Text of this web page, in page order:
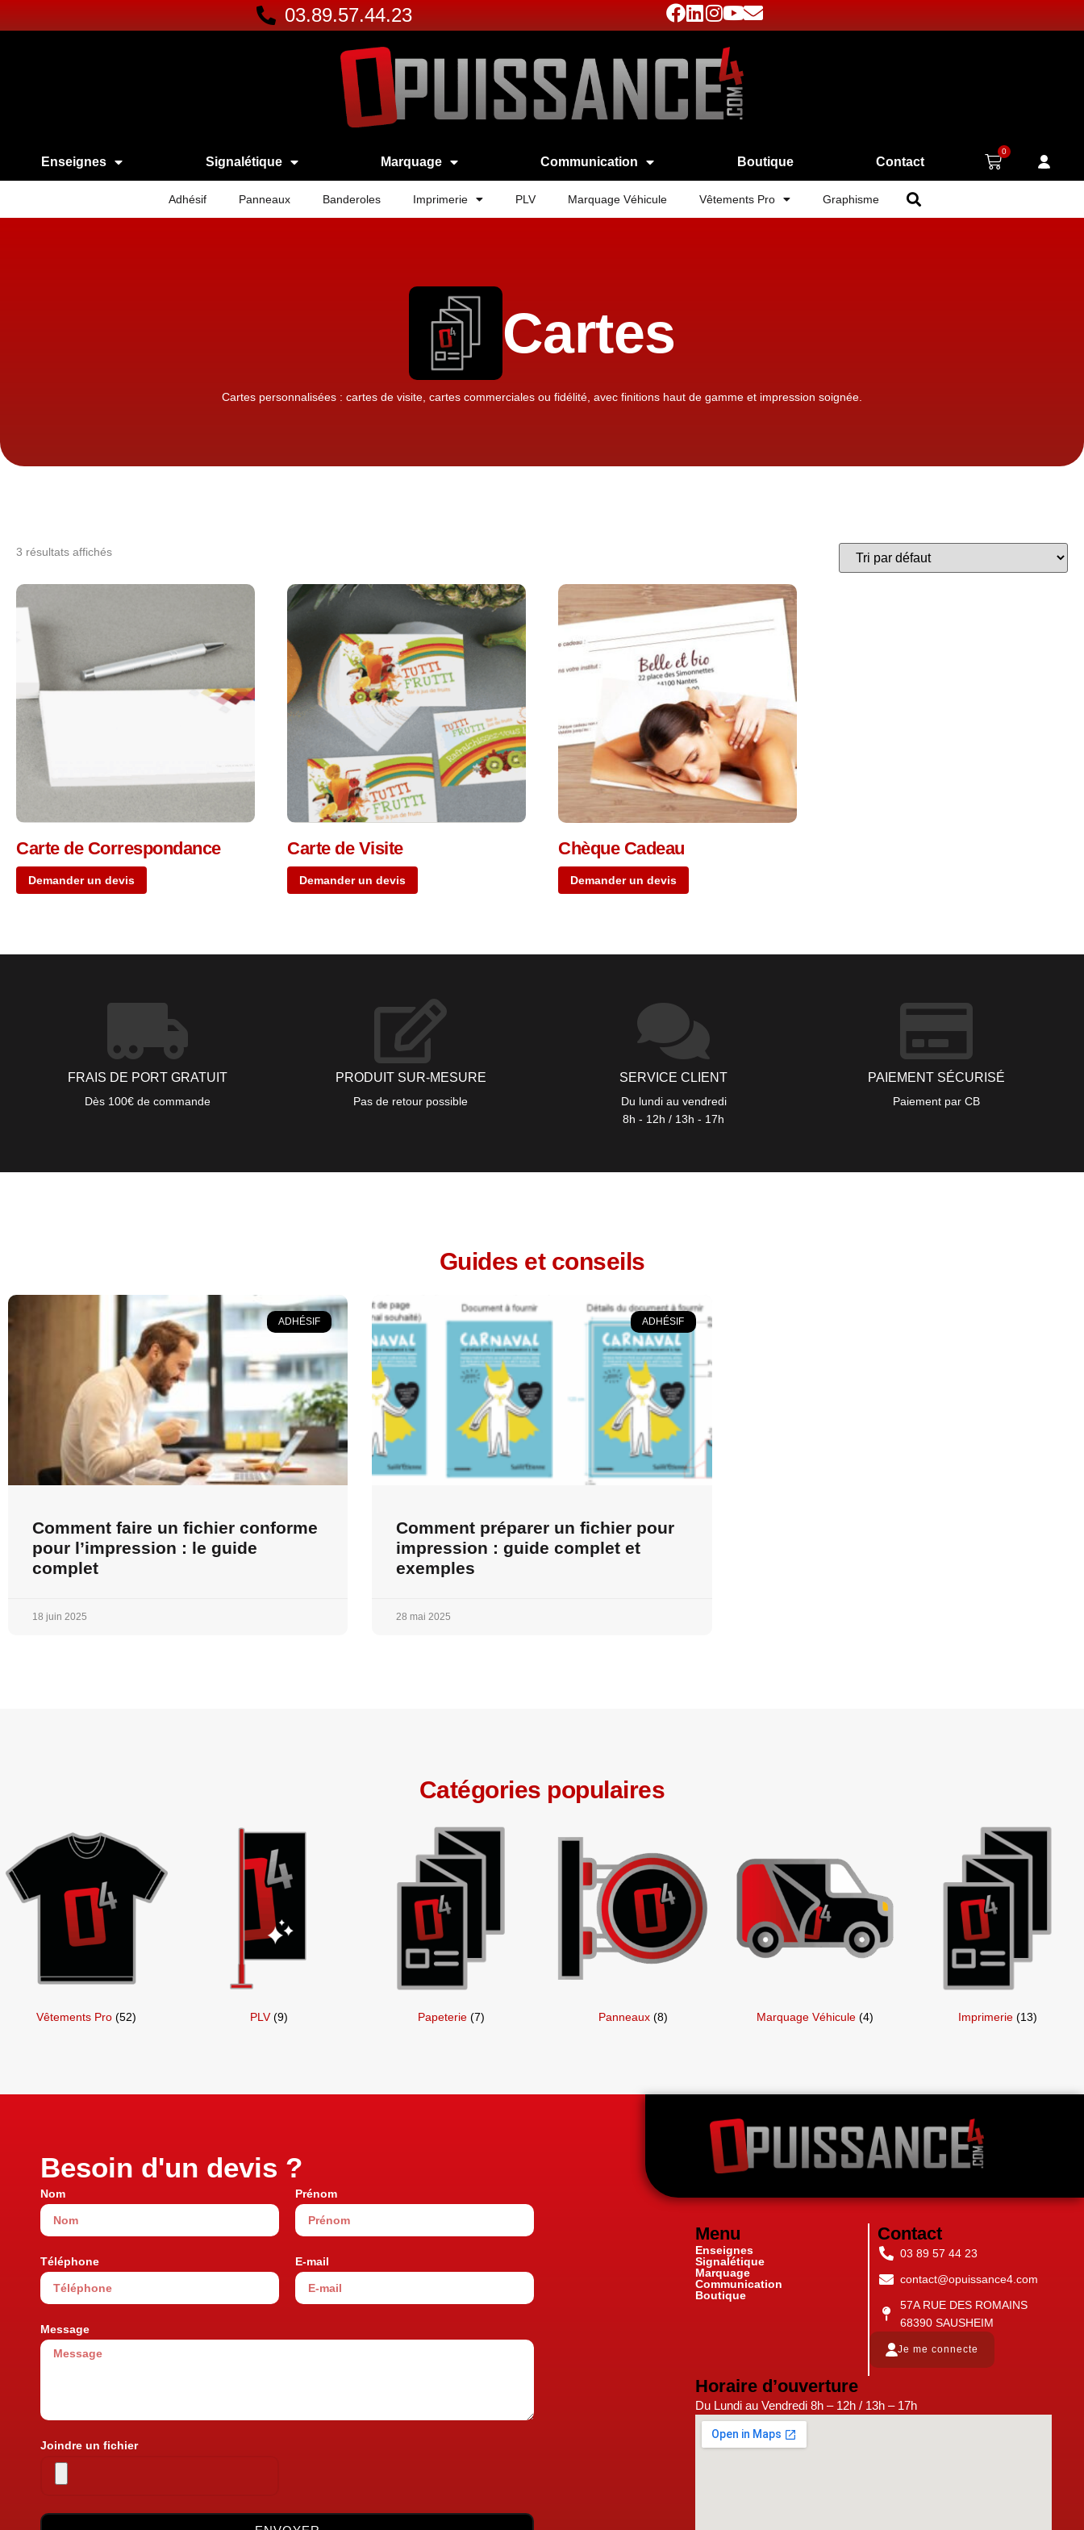
03.89.57.44.23
Enseignes Signalétique Marquage Communication Boutique Contact
0
Adhésif Panneaux Banderoles Imprimerie PLV Marquage Véhicule Vêtements Pro Graphisme
Cartes
Cartes personnalisées : cartes de visite, cartes commerciales ou fidélité, avec finitions haut de gamme et impression soignée.
3 résultats affichés
Carte de Correspondance
Demander un devis
Carte de Visite
Demander un devis
Chèque Cadeau
Demander un devis
FRAIS DE PORT GRATUIT
Dès 100€ de commande
PRODUIT SUR-MESURE
Pas de retour possible
SERVICE CLIENT
Du lundi au vendredi
8h - 12h / 13h - 17h
PAIEMENT SÉCURISÉ
Paiement par CB
Guides et conseils
ADHÉSIF
Comment faire un fichier conforme
pour l’impression : le guide
complet
18 juin 2025
ADHÉSIF
Comment préparer un fichier pour
impression : guide complet et
exemples
28 mai 2025
Catégories populaires
Vêtements Pro(52) PLV(9) Papeterie (7) Panneaux (8) Marquage Véhicule(4) Imprimerie (13)
Besoin d'un devis ?
Nom Prénom
Téléphone E-mail
Message
Joindre un fichier
Menu
Enseignes
Signalétique
Marquage
Communication
Boutique
Contact
03 89 57 44 23
contact@opuissance4.com
57A RUE DES ROMAINS
68390 SAUSHEIM
Je me connecte
Horaire d’ouverture
Du Lundi au Vendredi 8h – 12h / 13h – 17h